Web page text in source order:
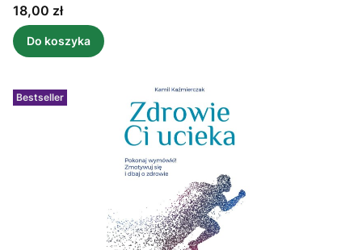
Cena
18,00 zł
Do koszyka
Bestseller